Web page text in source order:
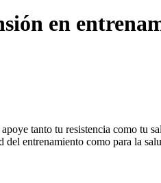
en
tanto tu resistencia como tu
del entrenamiento como para la